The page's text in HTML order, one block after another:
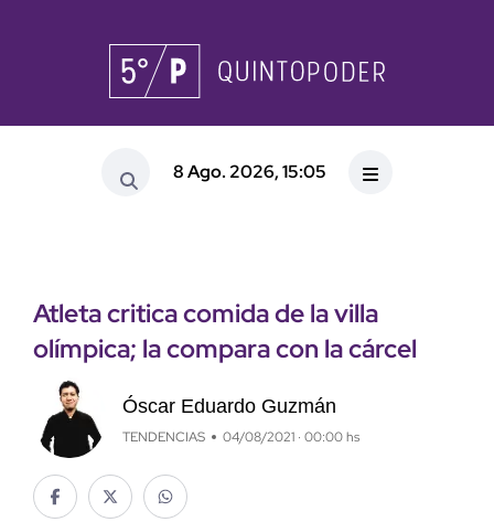
8 Ago. 2026, 15:05
Atleta critica comida de la villa
olímpica; la compara con la cárcel
Óscar Eduardo Guzmán
TENDENCIAS 04/08/2021 · 00:00 hs